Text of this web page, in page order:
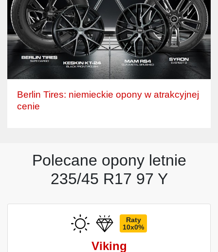
Berlin Tires: niemieckie opony w atrakcyjnej
cenie
Polecane opony letnie
235/45 R17 97 Y
Raty
10x0%
Viking